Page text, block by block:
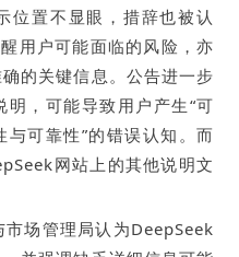
位置不显眼，措辞也被认
用户可能面临的风险，亦
的关键信息。公告进一步
，可能导致用户产生“可
可靠性”的错误认知。而
网站上的其他说明文
场管理局认为DeepSeek